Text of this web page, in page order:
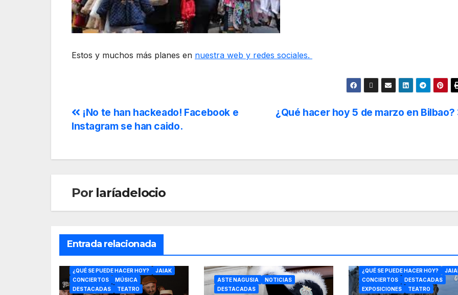
Estos y muchos más planes en nuestra web y redes sociales.
¿Qué hacer hoy 5 de marzo en Bilbao?
¡No te han hackeado! Facebook e
Instagram se han caido.
Por laríadelocio
Entrada relacionada
¿QUÉ SE PUEDE HACER HOY?
JAIAK
CONCIERTOS
MÚSICA
DESTACADAS
TEATRO
ASTE NAGUSIA
NOTICIAS
DESTACADAS
¿QUÉ SE PUEDE HACER HOY?
CONCIERTOS
DESTACADAS
EXPOSICIONES
TEATRO